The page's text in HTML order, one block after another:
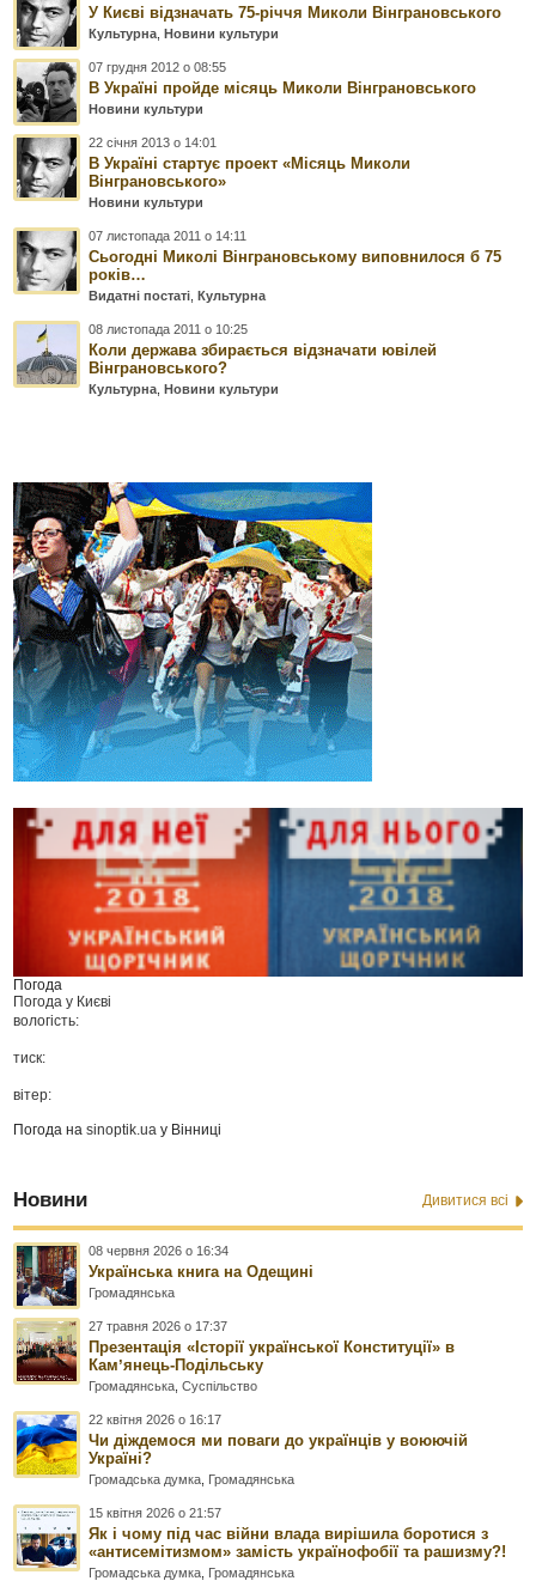
У Києві відзначать 75-річчя Миколи Вінграновського
Культурна ,Новини культури
07 грудня 2012 о 08:55
В Україні пройде місяць Миколи Вінграновського
Новини культури
22 січня 2013 о 14:01
В Україні стартує проект «Місяць Миколи
Вінграновського»
Новини культури
07 листопада 2011 о 14:11
Сьогодні Миколі Вінграновському виповнилося б 75
років…
Видатні постаті ,Культурна
08 листопада 2011 о 10:25
Коли держава збирається відзначати ювілей
Вінграновського?
Культурна ,Новини культури
Погода
Погода у Києві
вологість:
тиск:
вітер:
Погода наsinoptik.ua у Вінниці
Новини Дивитися всі
08 червня 2026 о 16:34
Українська книга на Одещині
Громадянська
27 травня 2026 о 17:37
Презентація «Історії української Конституції» в
Камʼянець-Подільську
Громадянська ,Суспільство
22 квітня 2026 о 16:17
Чи діждемося ми поваги до українців у воюючій
Україні?
Громадська думка Громадянська
15 квітня 2026 о 21:57
Як і чому під час війни влада вирішила боротися з
«антисемітизмом» замість українофобії та рашизму?!
Громадська думка Громадянська